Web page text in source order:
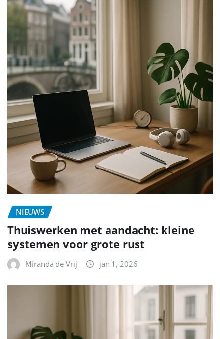
NIEUWS
Thuiswerken met aandacht: kleine
systemen voor grote rust
Miranda de Vrij jan 1, 2026